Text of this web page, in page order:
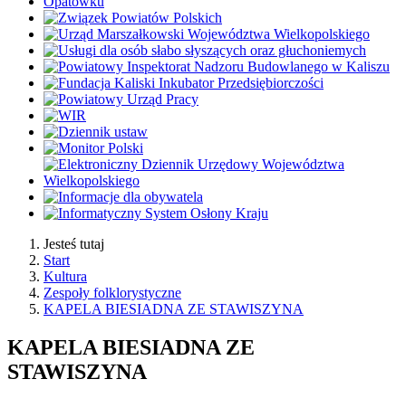
Jesteś tutaj
Start
Kultura
Zespoły folklorystyczne
KAPELA BIESIADNA ZE STAWISZYNA
KAPELA BIESIADNA ZE
STAWISZYNA